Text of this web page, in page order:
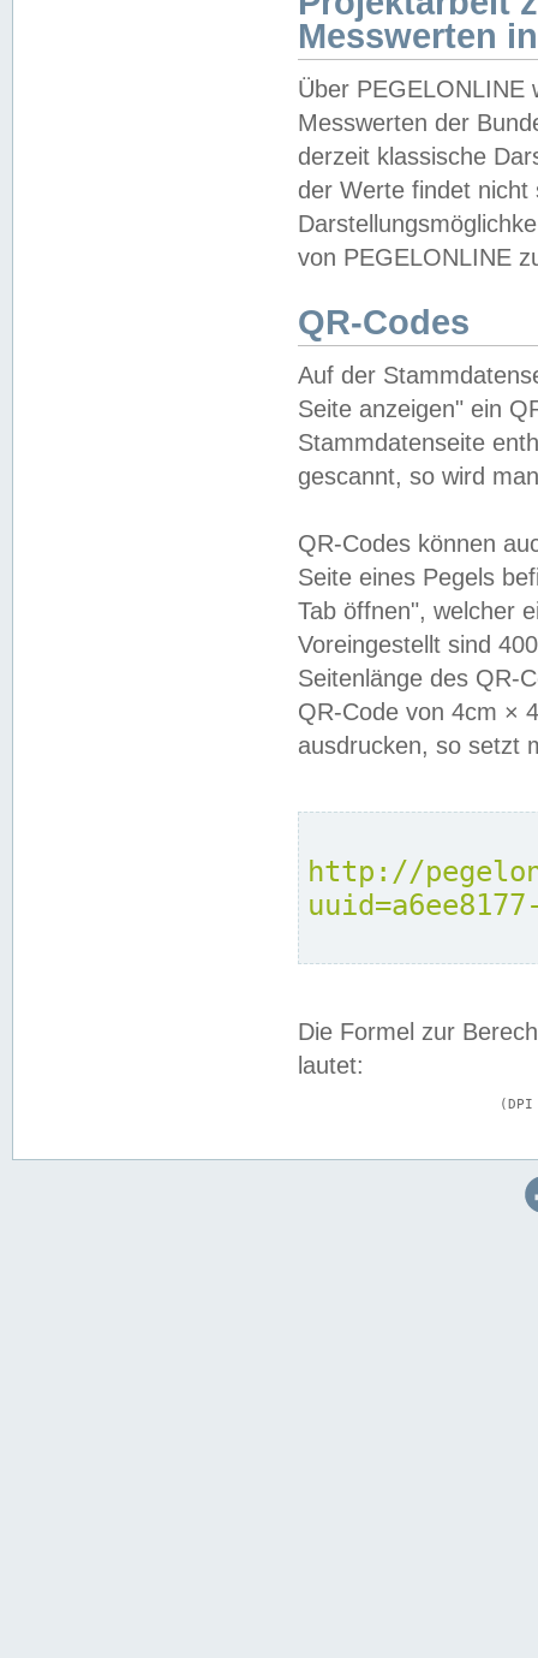
Messwerten
Über PEGELONLINE
Messwerten der
derzeit klassische
der Werte findet
von PEGELONLINE
QR-Codes
Auf der
Seite anzeigen" ein
Stammdatenseite
gescannt, so wird
QR-Codes können
Seite eines Pegels
Tab öffnen", welcher
Voreingestellt sind
Seitenlänge des QR-
QR-Code von 4cm ×
ausdrucken, so setzt
http://
Die Formel zur
lautet: